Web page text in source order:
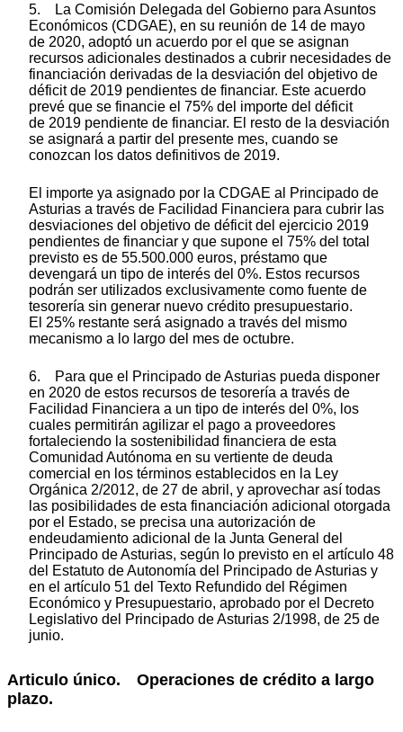
5. La Comisión Delegada del Gobierno para Asuntos
Económicos (CDGAE), en su reunión de 14 de mayo
de 2020, adoptó un acuerdo por el que se asignan
recursos adicionales destinados a cubrir necesidades de
financiación derivadas de la desviación del objetivo de
déficit de 2019 pendientes de financiar. Este acuerdo
prevé que se financie el 75% del importe del déficit
de 2019 pendiente de financiar. El resto de la desviación
se asignará a partir del presente mes, cuando se
conozcan los datos definitivos de 2019.
El importe ya asignado por la CDGAE al Principado de
Asturias a través de Facilidad Financiera para cubrir las
desviaciones del objetivo de déficit del ejercicio 2019
pendientes de financiar y que supone el 75% del total
previsto es de 55.500.000 euros, préstamo que
devengará un tipo de interés del 0%. Estos recursos
podrán ser utilizados exclusivamente como fuente de
tesorería sin generar nuevo crédito presupuestario.
El 25% restante será asignado a través del mismo
mecanismo a lo largo del mes de octubre.
6. Para que el Principado de Asturias pueda disponer
en 2020 de estos recursos de tesorería a través de
Facilidad Financiera a un tipo de interés del 0%, los
cuales permitirán agilizar el pago a proveedores
fortaleciendo la sostenibilidad financiera de esta
Comunidad Autónoma en su vertiente de deuda
comercial en los términos establecidos en la Ley
Orgánica 2/2012, de 27 de abril, y aprovechar así todas
las posibilidades de esta financiación adicional otorgada
por el Estado, se precisa una autorización de
endeudamiento adicional de la Junta General del
Principado de Asturias, según lo previsto en el artículo 48
del Estatuto de Autonomía del Principado de Asturias y
en el artículo 51 del Texto Refundido del Régimen
Económico y Presupuestario, aprobado por el Decreto
Legislativo del Principado de Asturias 2/1998, de 25 de
junio.
Articulo único. Operaciones de crédito a largo
plazo.